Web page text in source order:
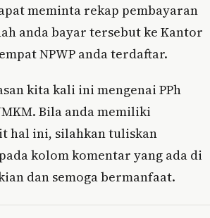
meminta rekap pembayaran
anda bayar tersebut ke Kantor
NPWP anda terdaftar.
kita kali ini mengenai PPh
Bila anda memiliki
hal ini, silahkan tuliskan
kolom komentar yang ada di
dan semoga bermanfaat.